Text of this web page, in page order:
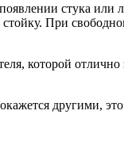
стука или
При
которой
другими,